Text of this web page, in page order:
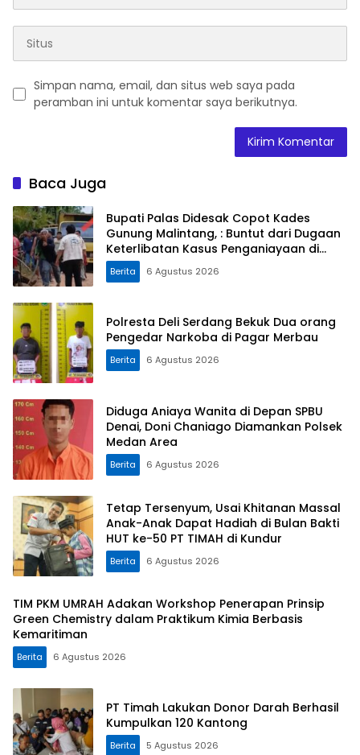
Simpan nama, email, dan situs web saya pada
peramban ini untuk komentar saya berikutnya.
Baca Juga
Bupati Palas Didesak Copot Kades
Gunung Malintang, : Buntut dari Dugaan
Keterlibatan Kasus Penganiayaan di
Dusun Balaka
Berita 6 Agustus 2026
Polresta Deli Serdang Bekuk Dua orang
Pengedar Narkoba di Pagar Merbau
Berita 6 Agustus 2026
Diduga Aniaya Wanita di Depan SPBU
Denai, Doni Chaniago Diamankan Polsek
Medan Area
Berita 6 Agustus 2026
Tetap Tersenyum, Usai Khitanan Massal
Anak-Anak Dapat Hadiah di Bulan Bakti
HUT ke-50 PT TIMAH di Kundur
Berita 6 Agustus 2026
TIM PKM UMRAH Adakan Workshop Penerapan Prinsip
Green Chemistry dalam Praktikum Kimia Berbasis
Kemaritiman
Berita 6 Agustus 2026
PT Timah Lakukan Donor Darah Berhasil
Kumpulkan 120 Kantong
Berita 5 Agustus 2026